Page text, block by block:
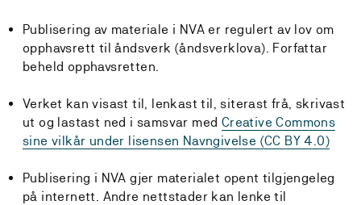
Publisering av materiale i NVA er regulert av lov om
opphavsrett til åndsverk (åndsverklova). Forfattar
beheld opphavsretten.
Verket kan visast til, lenkast til, siterast frå, skrivast
ut og lastast ned i samsvar med Creative Commons
sine vilkår under lisensen Navngivelse (CC BY 4.0)
Publisering i NVA gjer materialet opent tilgjengeleg
på internett. Andre nettstader kan lenke til